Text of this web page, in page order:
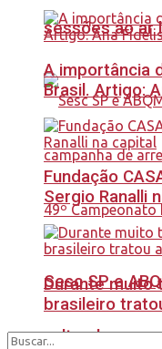
sessões ao ar
Sesc SP e
cultural e
A importância
Brasil. Artigo:
Fundação
Sergio Ranalli
Durante muito
brasileiro